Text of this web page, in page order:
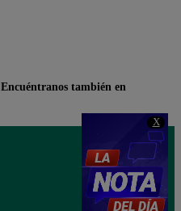
X
Encuéntranos también en